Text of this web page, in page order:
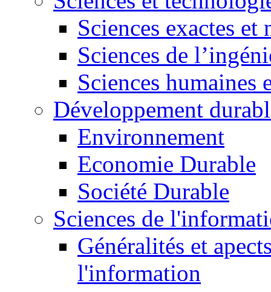
Sciences exactes et
Sciences de
Sciences humaines
Développement
Environnement
Economie Durable
Société Durable
Sciences de
Généralités et
l'information